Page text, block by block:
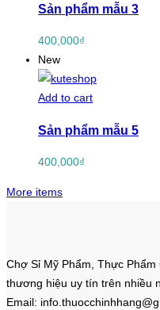
Sản phẩm mẫu 3
400,000₫
New
Add to cart
Sản phẩm mẫu 5
400,000₫
More items
Chợ Sỉ Mỹ Phẩm, Thực
thương hiệu uy tín trên nhiều
Email: